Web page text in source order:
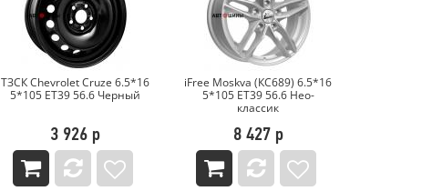
iFree Moskva (КС689) 6.5*16
5*105 ET39 56.6 Нео-
8 427 р
КиК Палермо-оригинал
(КС607) 6.5*16 5*105 ET39
56.6 Кварц
11 091 р